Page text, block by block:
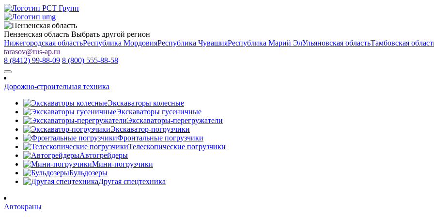
Пензенская область Выбрать другой регион
Нижегородская областьРеспублика МордовияРеспублика ЧувашияРеспублика Марий ЭлУльяновская областьТамбовская
tarasov@rus-ap.ru
8 (8412) 99-88-09 8 (800) 555-88-58
Дорожно-строительная техника
Экскаваторы колесные
Экскаваторы гусеничные
Экскаваторы-перегружатели
Экскаватор-погрузчики
Фронтальные погрузчики
Телескопические погрузчики
Автогрейдеры
Мини-погрузчики
Бульдозеры
Другая спецтехника
Автокраны